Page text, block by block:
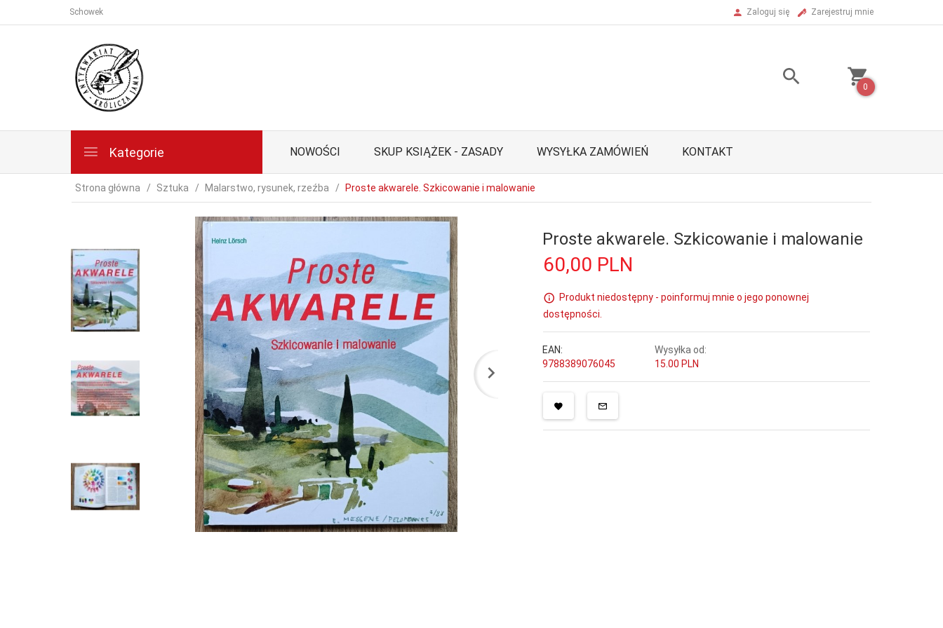
Schowek Zaloguj się Zarejestruj mnie
0
Kategorie NOWOŚCI SKUP KSIĄŻEK - ZASADY WYSYŁKA ZAMÓWIEŃ KONTAKT
Strona główna Sztuka Malarstwo, rysunek, rzeźba Proste akwarele. Szkicowanie i malowanie
Proste akwarele. Szkicowanie i malowanie
60,00 PLN
Produkt niedostępny - poinformuj mnie o jego ponownej
dostępności.
EAN:
9788389076045
Wysyłka od:
15.00 PLN